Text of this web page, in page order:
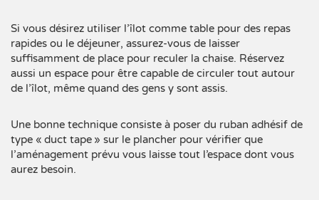
Si vous désirez utiliser l’îlot comme table pour des repas
rapides ou le déjeuner, assurez-vous de laisser
suffisamment de place pour reculer la chaise. Réservez
aussi un espace pour être capable de circuler tout autour
de l’îlot, même quand des gens y sont assis.
Une bonne technique consiste à poser du ruban adhésif de
type « duct tape » sur le plancher pour vérifier que
l’aménagement prévu vous laisse tout l’espace dont vous
aurez besoin.